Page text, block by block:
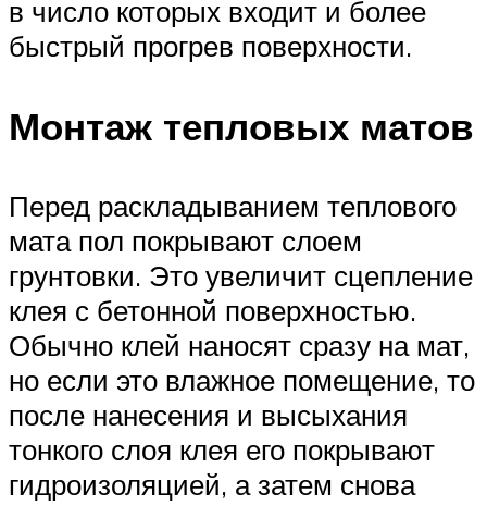
в число которых входит и более
быстрый прогрев поверхности.
Монтаж тепловых матов
Перед раскладыванием теплового
мата пол покрывают слоем
грунтовки. Это увеличит сцепление
клея с бетонной поверхностью.
Обычно клей наносят сразу на мат,
но если это влажное помещение, то
после нанесения и высыхания
тонкого слоя клея его покрывают
гидроизоляцией, а затем снова